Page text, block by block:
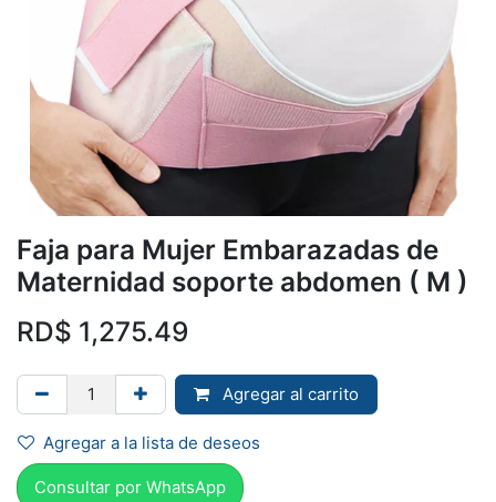
Faja para Mujer Embarazadas de
Maternidad soporte abdomen ( M )
RD$ 1,275.49
Agregar al carrito
Agregar a la lista de deseos
Consultar por WhatsApp